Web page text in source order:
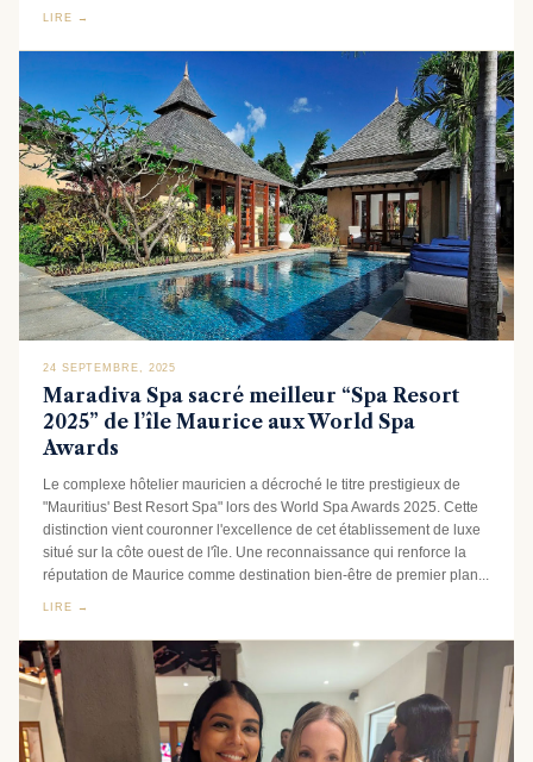
LIRE →
24 SEPTEMBRE, 2025
Maradiva Spa sacré meilleur “Spa Resort
2025” de l’île Maurice aux World Spa
Awards
Le complexe hôtelier mauricien a décroché le titre prestigieux de
"Mauritius' Best Resort Spa" lors des World Spa Awards 2025. Cette
distinction vient couronner l'excellence de cet établissement de luxe
situé sur la côte ouest de l'île. Une reconnaissance qui renforce la
réputation de Maurice comme destination bien-être de premier plan...
LIRE →